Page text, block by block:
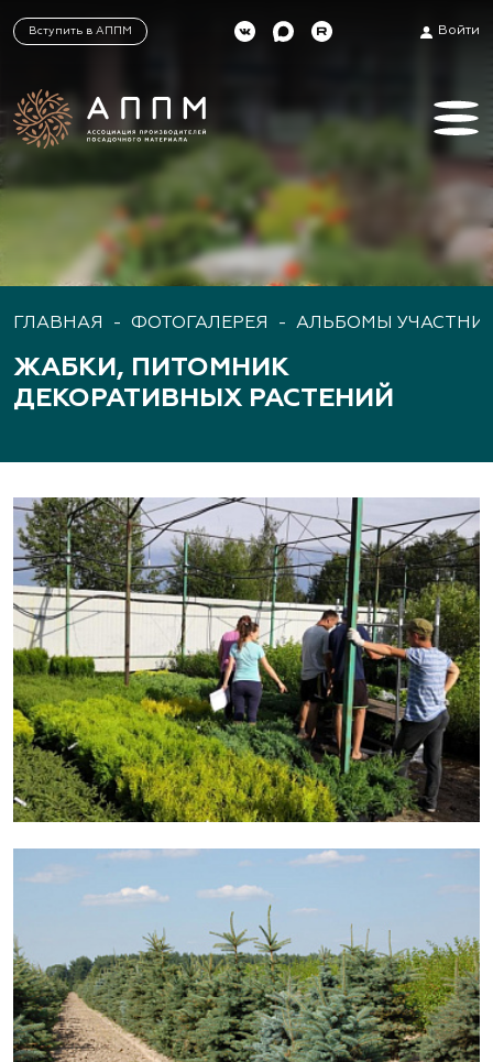
Вступить в АППМ Войти
ГЛАВНАЯ - ФОТОГАЛЕРЕЯ - АЛЬБОМЫ
ЖАБКИ, ПИТОМНИК
ДЕКОРАТИВНЫХ РАСТЕНИЙ